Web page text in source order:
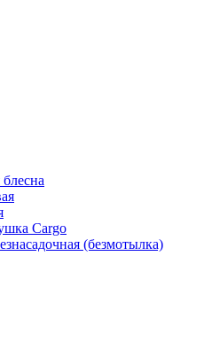
Cargo
(безмотылка)